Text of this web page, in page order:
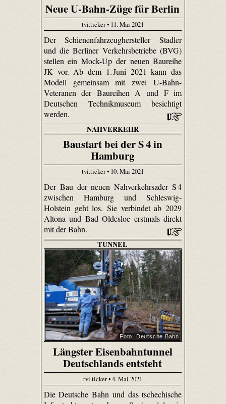
Neue U-Bahn-Züge für Berlin
tvi.ticker • 11. Mai 2021
Der Schienenfahrzeughersteller Stadler
und die Berliner Verkehrsbetriebe (BVG)
stellen ein Mock-Up der neuen Baureihe
JK vor. Ab dem 1. Juni 2021 kann das
Modell gemeinsam mit zwei U-Bahn-
Veteranen der Baureihen A und F im
Deutschen Technikmuseum besichtigt
werden.
NAHVERKEHR
Baustart bei der S 4 in
Hamburg
tvi.ticker • 10. Mai 2021
Der Bau der neuen Nahverkehrsader S 4
zwischen Hamburg und Schleswig-
Holstein geht los. Sie verbindet ab 2029
Altona und Bad Oldesloe erstmals direkt
mit der Bahn.
TUNNEL
Foto: Deutsche Bahn
Längster Eisenbahntunnel
Deutschlands entsteht
tvi.ticker • 4. Mai 2021
Die Deutsche Bahn und das tschechische